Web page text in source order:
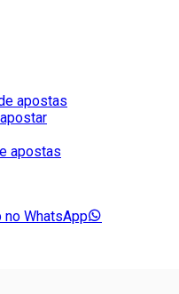
apostas
apostas
no WhatsApp